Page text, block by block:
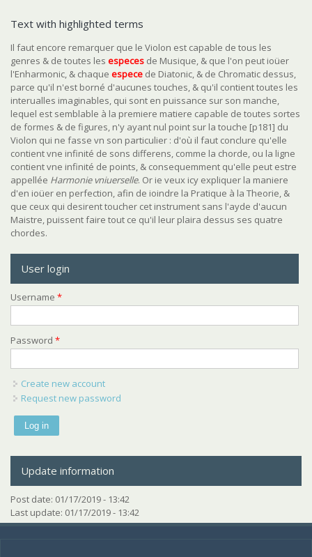
Text with highlighted terms
Il faut encore remarquer que le Violon est capable de tous les
genres & de toutes les especes de Musique, & que l'on peut ioüer
l'Enharmonic, & chaque espece de Diatonic, & de Chromatic dessus,
parce qu'il n'est borné d'aucunes touches, & qu'il contient toutes les
interualles imaginables, qui sont en puissance sur son manche,
lequel est semblable à la premiere matiere capable de toutes sortes
de formes & de figures, n'y ayant nul point sur la touche [p181] du
Violon qui ne fasse vn son particulier : d'où il faut conclure qu'elle
contient vne infinité de sons differens, comme la chorde, ou la ligne
contient vne infinité de points, & consequemment qu'elle peut estre
appellée Harmonie vniuerselle. Or ie veux icy expliquer la maniere
d'en ioüer en perfection, afin de ioindre la Pratique à la Theorie, &
que ceux qui desirent toucher cet instrument sans l'ayde d'aucun
Maistre, puissent faire tout ce qu'il leur plaira dessus ses quatre
chordes.
User login
Username *
Password *
Create new account
Request new password
Update information
Post date: 01/17/2019 - 13:42
Last update: 01/17/2019 - 13:42